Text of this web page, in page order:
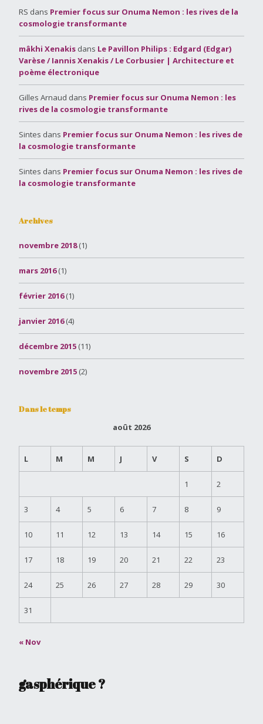
RS dans Premier focus sur Onuma Nemon : les rives de la
cosmologie transformante
mâkhi Xenakis dans Le Pavillon Philips : Edgard (Edgar)
Varèse / Iannis Xenakis / Le Corbusier | Architecture et
poème électronique
Gilles Arnaud dans Premier focus sur Onuma Nemon : les
rives de la cosmologie transformante
Sintes dans Premier focus sur Onuma Nemon : les rives de
la cosmologie transformante
Sintes dans Premier focus sur Onuma Nemon : les rives de
la cosmologie transformante
Archives
novembre 2018(1)
mars 2016(1)
février 2016(1)
janvier 2016(4)
décembre 2015 (11)
novembre 2015 (2)
Dans le temps
août 2026
L M M J V S D
1 2
3 4 5 6 7 8 9
10 11 12 13 14 15 16
17 18 19 20 21 22 23
24 25 26 27 28 29 30
31
« Nov
gasphérique ?